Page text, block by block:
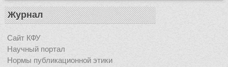
Журнал
Сайт КФУ
Научный портал
Нормы публикационной этики